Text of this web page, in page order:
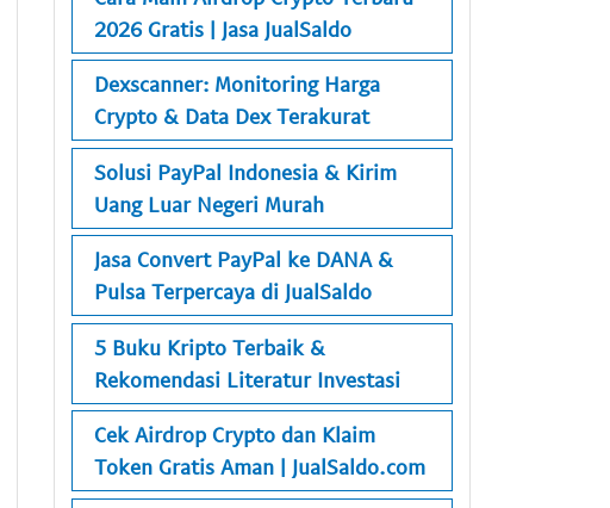
2026 Gratis | Jasa JualSaldo
Dexscanner: Monitoring Harga
Crypto & Data Dex Terakurat
Solusi PayPal Indonesia & Kirim
Uang Luar Negeri Murah
Jasa Convert PayPal ke DANA &
Pulsa Terpercaya di JualSaldo
5 Buku Kripto Terbaik &
Rekomendasi Literatur Investasi
Cek Airdrop Crypto dan Klaim
Token Gratis Aman | JualSaldo.com